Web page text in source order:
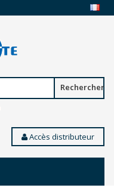
Rechercher
Accès distributeur